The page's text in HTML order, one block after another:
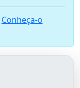
Conheça-o